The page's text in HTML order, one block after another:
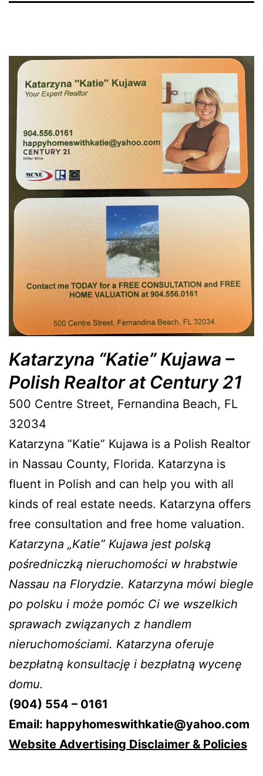
Katarzyna “Katie” Kujawa –
Polish Realtor at Century 21
500 Centre Street, Fernandina Beach, FL
32034
Katarzyna “Katie” Kujawa is a Polish Realtor
in Nassau County, Florida. Katarzyna is
fluent in Polish and can help you with all
kinds of real estate needs. Katarzyna offers
free consultation and free home valuation.
Katarzyna „Katie” Kujawa jest polską
pośredniczką nieruchomości w hrabstwie
Nassau na Florydzie. Katarzyna mówi biegle
po polsku i może pomóc Ci we wszelkich
sprawach związanych z handlem
nieruchomościami. Katarzyna oferuje
bezpłatną konsultację i bezpłatną wycenę
domu.
(904) 554 – 0161
Email: happyhomeswithkatie@yahoo.com
Website Advertising Disclaimer & Policies